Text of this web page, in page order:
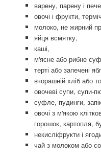
варену, парену і
овочі і фрукти,
молоко, не жирний
яйця всмятку,
каші,
м'ясне або рибне
терті або запечені
вчорашній хліб або
овочеві супи, супи-
суфле, пудинги,
овочі з м'якою
горошок, картопля,
некисліфрукти і
чай з молоком або